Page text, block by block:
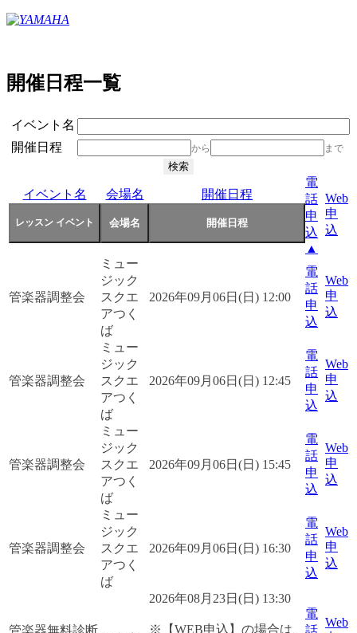
開催日程一覧
イベント名
開催日程
から まで
イベント名 会場名 開催日程
電
話
申
込
▲
Web
申
込
管楽器調整会
ミュー
ジック
スクエ
アつく
ば
2026年09月06日(日) 12:00
電
話
申
込
Web
申
込
管楽器調整会
ミュー
ジック
スクエ
アつく
ば
2026年09月06日(日) 12:45
電
話
申
込
Web
申
込
管楽器調整会
ミュー
ジック
スクエ
アつく
ば
2026年09月06日(日) 15:45
電
話
申
込
Web
申
込
管楽器調整会
ミュー
ジック
スクエ
アつく
ば
2026年09月06日(日) 16:30
電
話
申
込
Web
申
込
管楽器無料診断
2026年08月23日(日) 13:30
※【WEB申込】の場合は、
電
話
Web